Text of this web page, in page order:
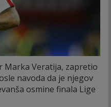
Marka Veratija, zapretio
navoda da je njegov
osmine finala Lige